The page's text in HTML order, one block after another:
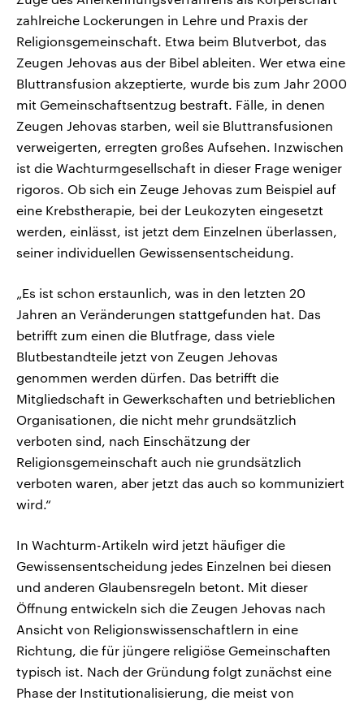
zahlreiche Lockerungen in Lehre und Praxis der
Religionsgemeinschaft. Etwa beim Blutverbot, das
Zeugen Jehovas aus der Bibel ableiten. Wer etwa eine
Bluttransfusion akzeptierte, wurde bis zum Jahr 2000
mit Gemeinschaftsentzug bestraft. Fälle, in denen
Zeugen Jehovas starben, weil sie Bluttransfusionen
verweigerten, erregten großes Aufsehen. Inzwischen
ist die Wachturmgesellschaft in dieser Frage weniger
rigoros. Ob sich ein Zeuge Jehovas zum Beispiel auf
eine Krebstherapie, bei der Leukozyten eingesetzt
werden, einlässt, ist jetzt dem Einzelnen überlassen,
seiner individuellen Gewissensentscheidung.
„Es ist schon erstaunlich, was in den letzten 20
Jahren an Veränderungen stattgefunden hat. Das
betrifft zum einen die Blutfrage, dass viele
Blutbestandteile jetzt von Zeugen Jehovas
genommen werden dürfen. Das betrifft die
Mitgliedschaft in Gewerkschaften und betrieblichen
Organisationen, die nicht mehr grundsätzlich
verboten sind, nach Einschätzung der
Religionsgemeinschaft auch nie grundsätzlich
verboten waren, aber jetzt das auch so kommuniziert
wird.“
In Wachturm-Artikeln wird jetzt häufiger die
Gewissensentscheidung jedes Einzelnen bei diesen
und anderen Glaubensregeln betont. Mit dieser
Öffnung entwickeln sich die Zeugen Jehovas nach
Ansicht von Religionswissenschaftlern in eine
Richtung, die für jüngere religiöse Gemeinschaften
typisch ist. Nach der Gründung folgt zunächst eine
Phase der Institutionalisierung, die meist von